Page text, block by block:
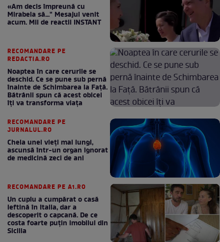
«Am decis împreună cu
Mirabela să..." Mesajul venit
acum. Mii de reactii INSTANT
RECOMANDARE PE
REDACTIA.RO
Noaptea în care cerurile se
deschid. Ce se pune sub pernă
înainte de Schimbarea la Față.
Bătrânii spun că acest obicei
îți va transforma viața
RECOMANDARE PE
JURNALUL.RO
Cheia unei vieți mai lungi,
ascunsă într-un organ ignorat
de medicină zeci de ani
RECOMANDARE PE A1.RO
Un cuplu a cumpărat o casă
ieftină în Italia, dar a
descoperit o capcană. De ce
costa foarte puțin imobilul din
Sicilia